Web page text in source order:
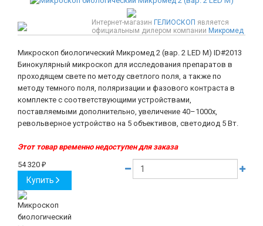
Интернет-магазин ГЕЛИОСКОП является
официальным дилером компании Микромед
Микроскоп биологический Микромед 2 (вар. 2 LED М) ID#2013
Бинокулярный микроскоп для исследования препаратов в
проходящем свете по методу светлого поля, а также по
методу темного поля, поляризации и фазового контраста в
комплекте с соответствующими устройствами,
поставляемыми дополнительно, увеличение 40–1000х,
револьверное устройство на 5 объективов, светодиод 5 Вт.
Этот товар временно недоступен для заказа
54 320 ₽
Купить